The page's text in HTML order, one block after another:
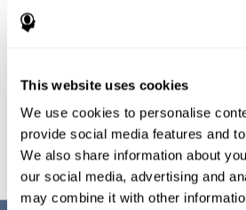
This website uses cookies
We use cookies to personalise
provide social media features and
We also share information about
our social media, advertising and
may combine it with other
Proyección gráfica orientativa de las redes
semanas.